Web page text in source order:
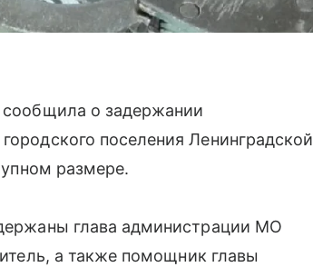
сообщила о задержании
поселения Ленинградской
размере.
глава администрации МО
а также помощник главы